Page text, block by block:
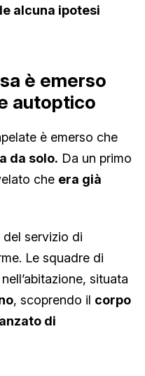
alcuna ipotesi
è emerso
autoptico
è emerso che
da solo. Da un primo
che era già
servizio di
Le squadre di
situata
, scoprendo il corpo
di